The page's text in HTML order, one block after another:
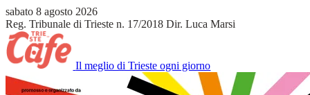
sabato 8 agosto 2026
Reg. Tribunale di Trieste n. 17/2018 Dir. Luca Marsi
Il meglio di Trieste ogni giorno